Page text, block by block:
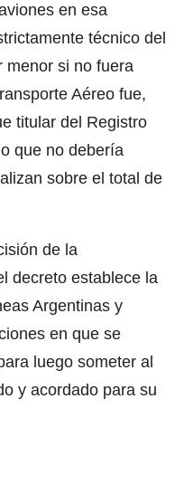
en esa
técnico del
menor si no fuera
Aéreo fue,
titular del Registro
que no debería
sobre el total de
de la
decreto establece la
Argentinas y
en que se
luego someter al
y acordado para su